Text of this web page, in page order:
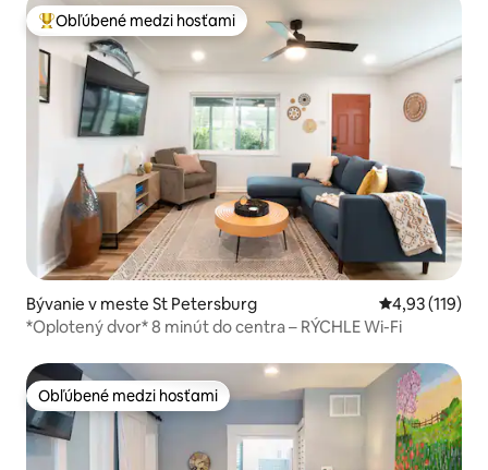
Najobľúbenejšie medzi hosťami
Obľúbené medzi hosťami
Bývanie v meste St Petersburg Priemerné
4,93 (119)
*Oplotený dvor* 8 minút do centra – RÝCHLE Wi-Fi
Obľúbené medzi hosťami
Obľúbené medzi hosťami